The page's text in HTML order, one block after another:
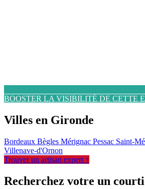
BOOSTER LA VISIBILITÉ DE CETTE
Villes en Gironde
Bordeaux Bègles Mérignac Pessac Saint-
Villenave-d'Ornon
Trouver un artisan expert ↑
Recherchez votre un